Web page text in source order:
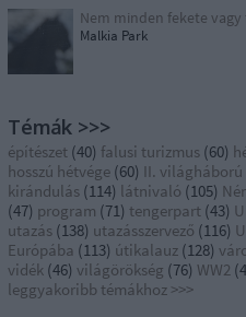
Nem minden fekete vagy
Malkia Park
Témák >>>
építészet (40) falusi turizmus (60)
hosszú hétvége (60) II. világháború
kirándulás (114) látnivaló (105)
(47) program (71) tengerpart (43)
utazás (138) utazásszervező (116)
Európába (113) útikalauz (128)
vidék (46) világörökség (76) WW2 (
leggyakoribb témákhoz >>>